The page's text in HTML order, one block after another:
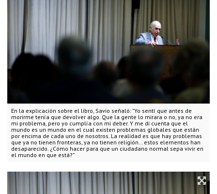
En la explicación sobre el libro, Savio señaló: "Yo sentí que antes de
morirme tenía que devolver algo. Que la gente lo mirara o no, ya no era
mi problema, pero yo cumplía con mi deber. Y me di cuenta que el
mundo es un mundo en el cual existen problemas globales que están
por encima de cada uno de nosotros. La realidad es que hay problemas
que ya no tienen fronteras, ya no tienen religión… estos elementos han
desaparecido. ¿Cómo hacer para que un ciudadano normal sepa vivir en
el mundo en que está?”